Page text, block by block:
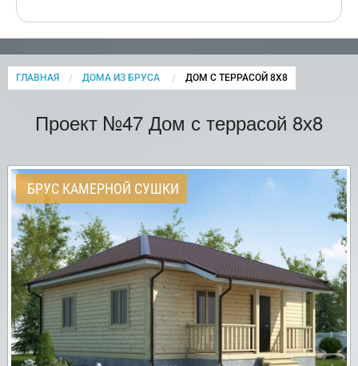
ГЛАВНАЯ ДОМА ИЗ БРУСА CURRENT:
ДОМ С ТЕРРАСОЙ 8Х8
Проект №47 Дом с террасой 8х8
БРУС КАМЕРНОЙ СУШКИ